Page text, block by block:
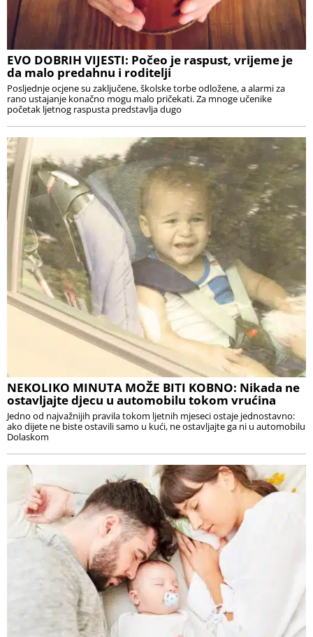
EVO DOBRIH VIJESTI: Počeo je raspust, vrijeme je
da malo predahnu i roditelji
Posljednje ocjene su zaključene, školske torbe odložene, a alarmi za
rano ustajanje konačno mogu malo pričekati. Za mnoge učenike
početak ljetnog raspusta predstavlja dugo
NEKOLIKO MINUTA MOŽE BITI KOBNO: Nikada ne
ostavljajte djecu u automobilu tokom vrućina
Jedno od najvažnijih pravila tokom ljetnih mjeseci ostaje jednostavno:
ako dijete ne biste ostavili samo u kući, ne ostavljajte ga ni u automobilu
Dolaskom